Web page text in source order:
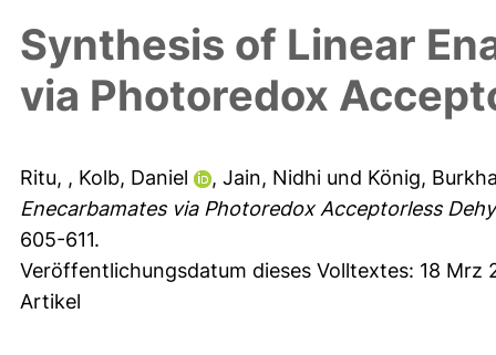
Synthesis of Linear
via Photoredox
Ritu, , Kolb, Daniel , Jain, Nidhi und König,
Enecarbamates via Photoredox Acceptorless
605-611.
Veröffentlichungsdatum dieses Volltextes: 18 Mrz
Artikel